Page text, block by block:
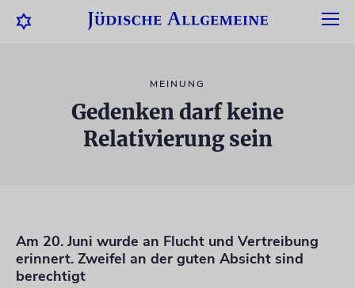
MEINUNG
Gedenken darf keine
Relativierung sein
Am 20. Juni wurde an Flucht und Vertreibung
erinnert. Zweifel an der guten Absicht sind
berechtigt